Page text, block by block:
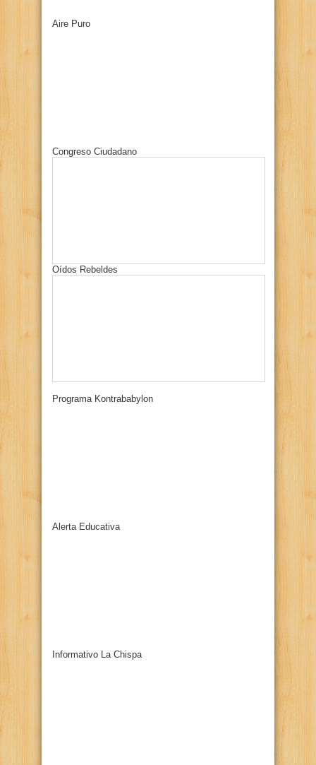
Aire Puro
Congreso Ciudadano
Oídos Rebeldes
Programa Kontrababylon
Alerta Educativa
Informativo La Chispa